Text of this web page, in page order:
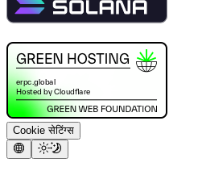
Cookie सेटिंग्स